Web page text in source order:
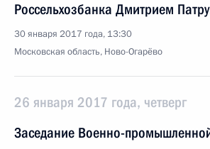
Россельхозбанка Дмитрием
30 января 2017 года, 13:30
Московская область, Ново-Огарёво
26 января 2017 года, четверг
Заседание Военно-